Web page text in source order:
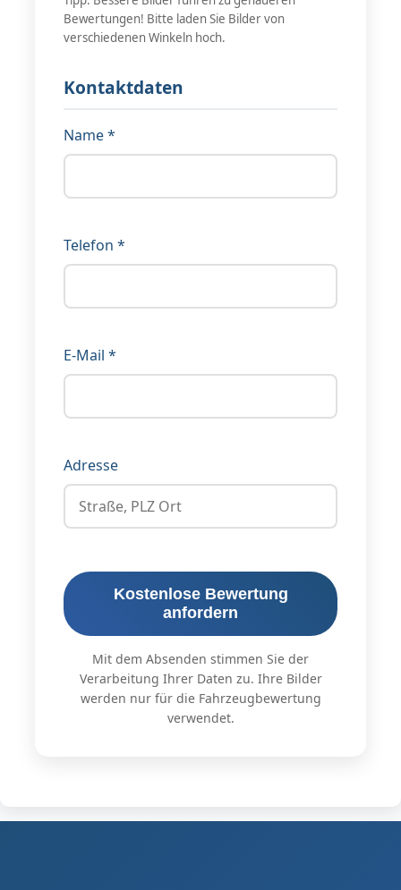
Bewertungen! Bitte laden Sie Bilder von
verschiedenen Winkeln hoch.
Kontaktdaten
Name *
Telefon *
E-Mail *
Adresse
Kostenlose Bewertung
anfordern
Mit dem Absenden stimmen Sie der
Verarbeitung Ihrer Daten zu. Ihre Bilder
werden nur für die Fahrzeugbewertung
verwendet.